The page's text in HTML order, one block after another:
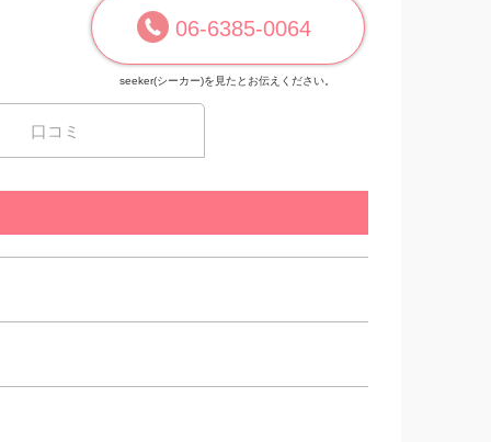
06-6385-0064
seeker(シーカー)を見たとお伝えください。
口コミ